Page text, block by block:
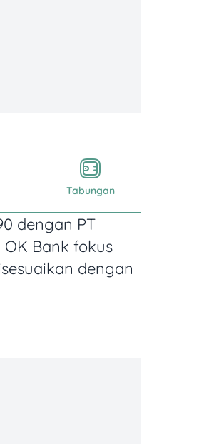
Tabungan
dengan PT
Bank fokus
dengan